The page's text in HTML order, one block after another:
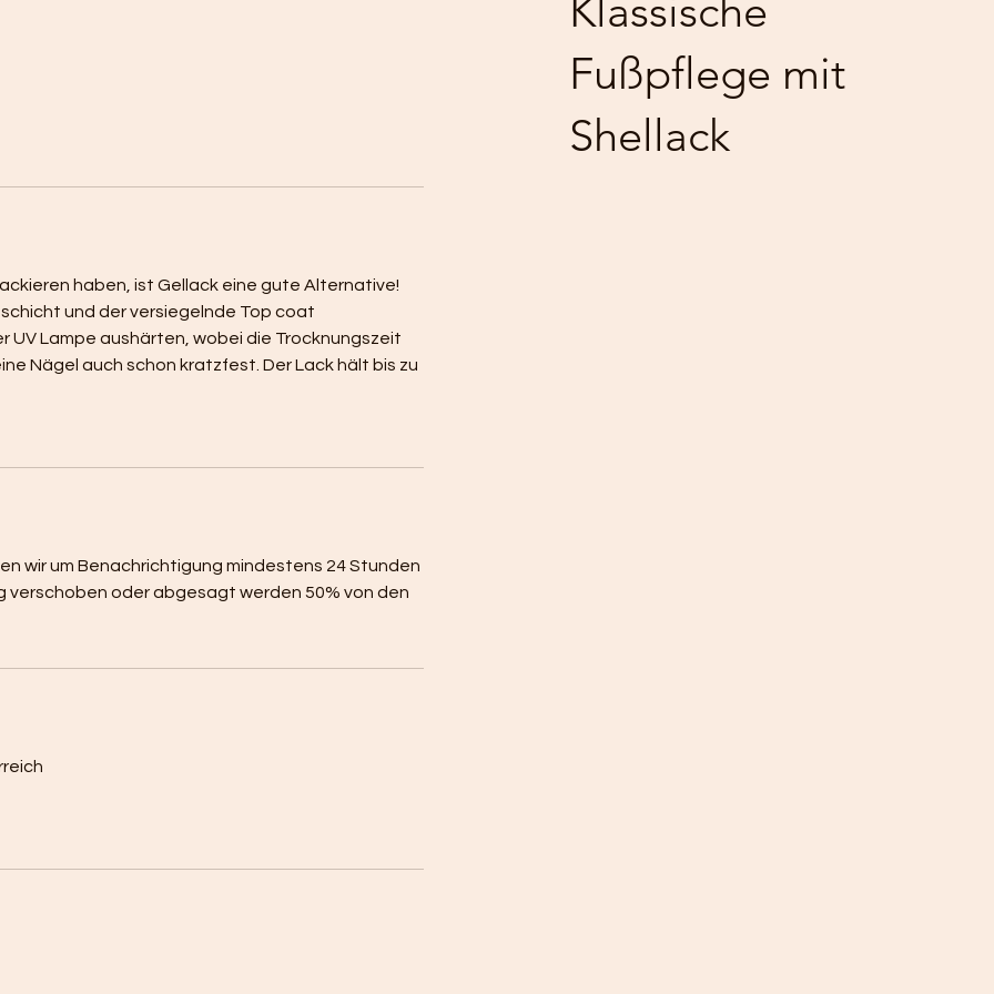
haben, ist Gellack eine gute Alternative!
und der versiegelnde Top coat
Lampe aushärten, wobei die Trocknungszeit
Nägel auch schon kratzfest. Der Lack hält bis zu
wir um Benachrichtigung mindestens 24 Stunden
verschoben oder abgesagt werden 50% von den
Klassische
Fußpflege mit
Shellack